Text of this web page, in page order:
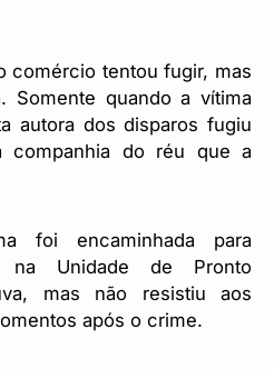
comércio tentou fugir, mas
Somente quando a vítima
autora dos disparos fugiu
do réu que a
foi encaminhada para
na Unidade de Pronto
mas não resistiu aos
após o crime.